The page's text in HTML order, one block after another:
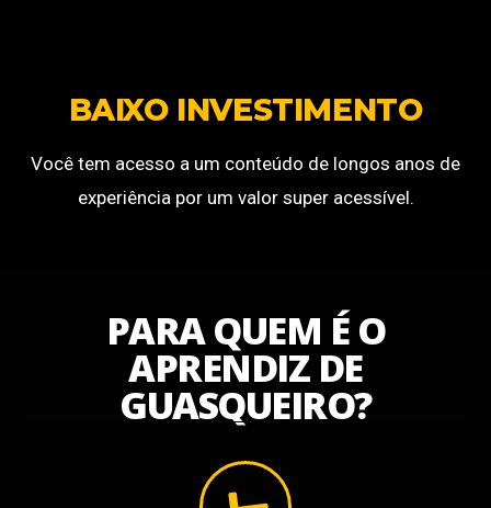
BAIXO INVESTIMENTO
Você tem acesso a um conteúdo de longos anos de
experiência por um valor super acessível.
PARA QUEM É O
APRENDIZ DE
GUASQUEIRO?